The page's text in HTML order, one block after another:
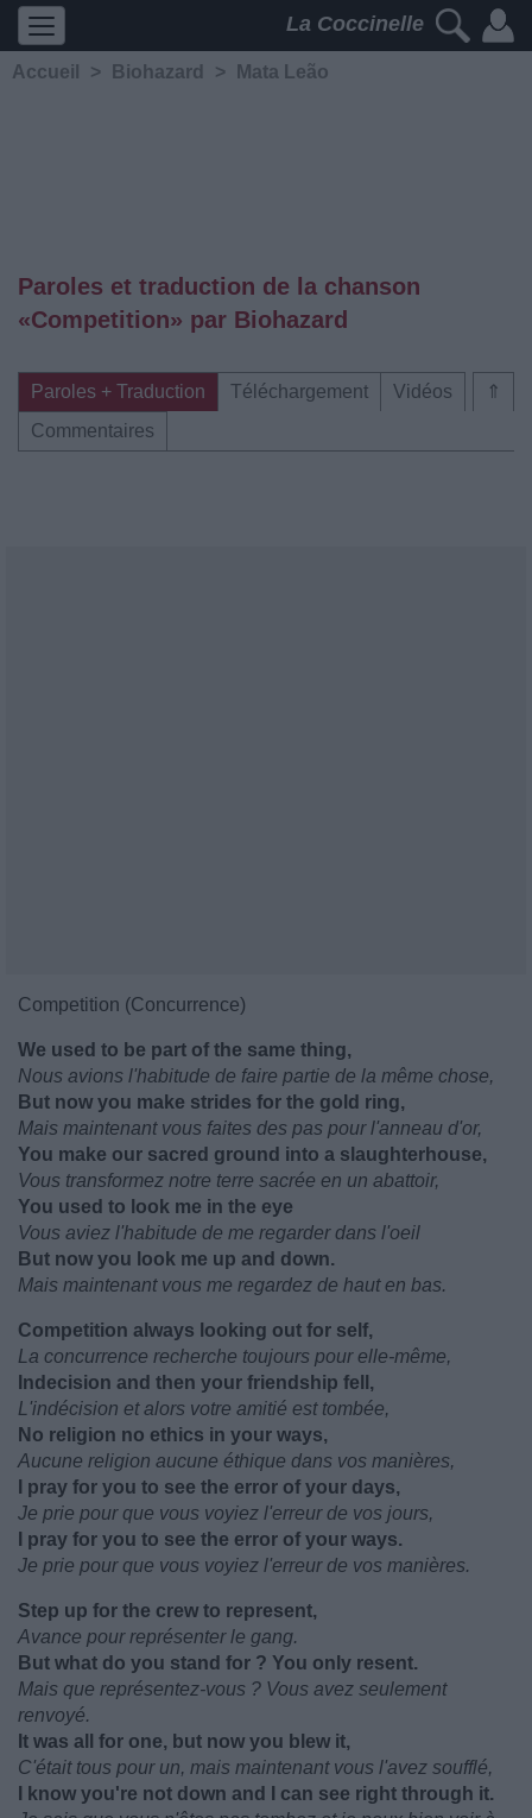
La Coccinelle
Accueil > Biohazard > Mata Leão
Paroles et traduction de la chanson
«Competition» par Biohazard
⇑
Paroles + Traduction Téléchargement
Vidéos
Commentaires
Competition (Concurrence)
We used to be part of the same thing,
Nous avions l'habitude de faire partie de la même chose,
But now you make strides for the gold ring,
Mais maintenant vous faites des pas pour l'anneau d'or,
You make our sacred ground into a slaughterhouse,
Vous transformez notre terre sacrée en un abattoir,
You used to look me in the eye
Vous aviez l'habitude de me regarder dans l'oeil
But now you look me up and down.
Mais maintenant vous me regardez de haut en bas.
Competition always looking out for self,
La concurrence recherche toujours pour elle-même,
Indecision and then your friendship fell,
L'indécision et alors votre amitié est tombée,
No religion no ethics in your ways,
Aucune religion aucune éthique dans vos manières,
I pray for you to see the error of your days,
Je prie pour que vous voyiez l'erreur de vos jours,
I pray for you to see the error of your ways.
Je prie pour que vous voyiez l'erreur de vos manières.
Step up for the crew to represent,
Avance pour représenter le gang.
But what do you stand for ? You only resent.
Mais que représentez-vous ? Vous avez seulement
renvoyé.
It was all for one, but now you blew it,
C'était tous pour un, mais maintenant vous l'avez soufflé,
I know you're not down and I can see right through it.